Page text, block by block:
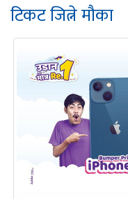
टिकट जित्ने मौका